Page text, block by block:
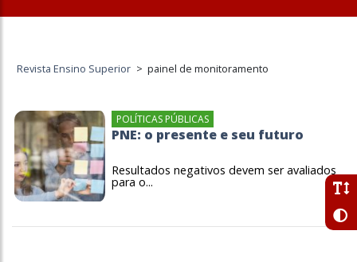
Revista Ensino Superior > painel de monitoramento
POLÍTICAS PÚBLICAS
PNE: o presente e seu futuro
Resultados negativos devem ser avaliados
para o...